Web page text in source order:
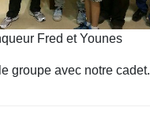
Fred et Younes
groupe avec notre cadet.